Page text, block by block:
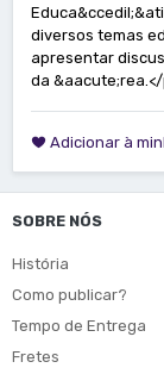
diversos temas
apresentar
da &aacute;rea.</
Adicionar à
SOBRE NÓS
História
Como publicar?
Tempo de Entrega
Fretes